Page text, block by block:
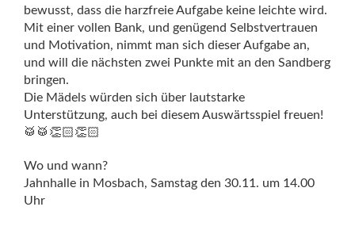
bewusst, dass die harzfreie Aufgabe keine leichte wird.
Mit einer vollen Bank, und genügend Selbstvertrauen
und Motivation, nimmt man sich dieser Aufgabe an,
und will die nächsten zwei Punkte mit an den Sandberg
bringen.
Die Mädels würden sich über lautstarke
Unterstützung, auch bei diesem Auswärtsspiel freuen!
🥁 🥁 👏🏻👏🏻
Wo und wann?
Jahnhalle in Mosbach, Samstag den 30.11. um 14.00
Uhr